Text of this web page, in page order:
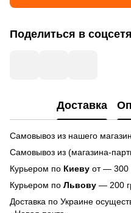
Поделиться в
Доставка
Самовывоз из нашего
Самовывоз из (магазина-
Курьером по Киеву от — 300
Курьером по Львову — 200
Доставка по Украине